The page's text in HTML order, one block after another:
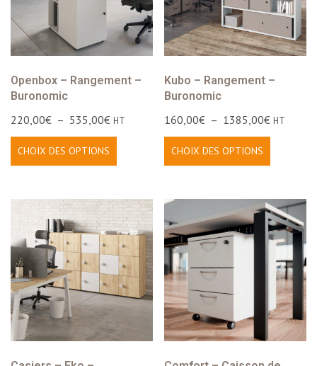
Openbox – Rangement –
Buronomic
220,00€ – 535,00€ HT
CHOIX DES OPTIONS
Kubo – Rangement –
Buronomic
160,00€ – 1385,00€ HT
CHOIX DES OPTIONS